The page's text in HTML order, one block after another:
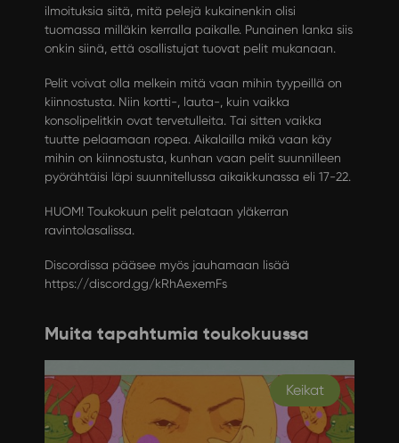
ilmoituksia siitä, mitä pelejä kukainenkin olisi
tuomassa milläkin kerralla paikalle. Punainen lanka siis
onkin siinä, että osallistujat tuovat pelit mukanaan.
Pelit voivat olla melkein mitä vaan mihin tyypeillä on
kiinnostusta. Niin kortti-, lauta-, kuin vaikka
konsolipelitkin ovat tervetulleita. Tai sitten vaikka
tuutte pelaamaan ropea. Aikalailla mikä vaan käy
mihin on kiinnostusta, kunhan vaan pelit suunnilleen
pyörähtäisi läpi suunnitellussa aikaikkunassa eli 17-22.
HUOM! Toukokuun pelit pelataan yläkerran
ravintolasalissa.
Discordissa pääsee myös jauhamaan lisää
https://discord.gg/kRhAexemFs
Muita tapahtumia toukokuussa
Keikat